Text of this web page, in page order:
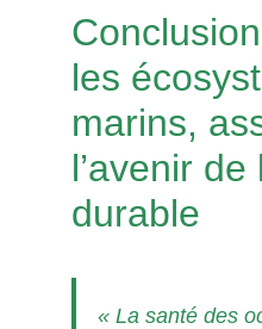
les
marins,
l’avenir
durable
« La santé des